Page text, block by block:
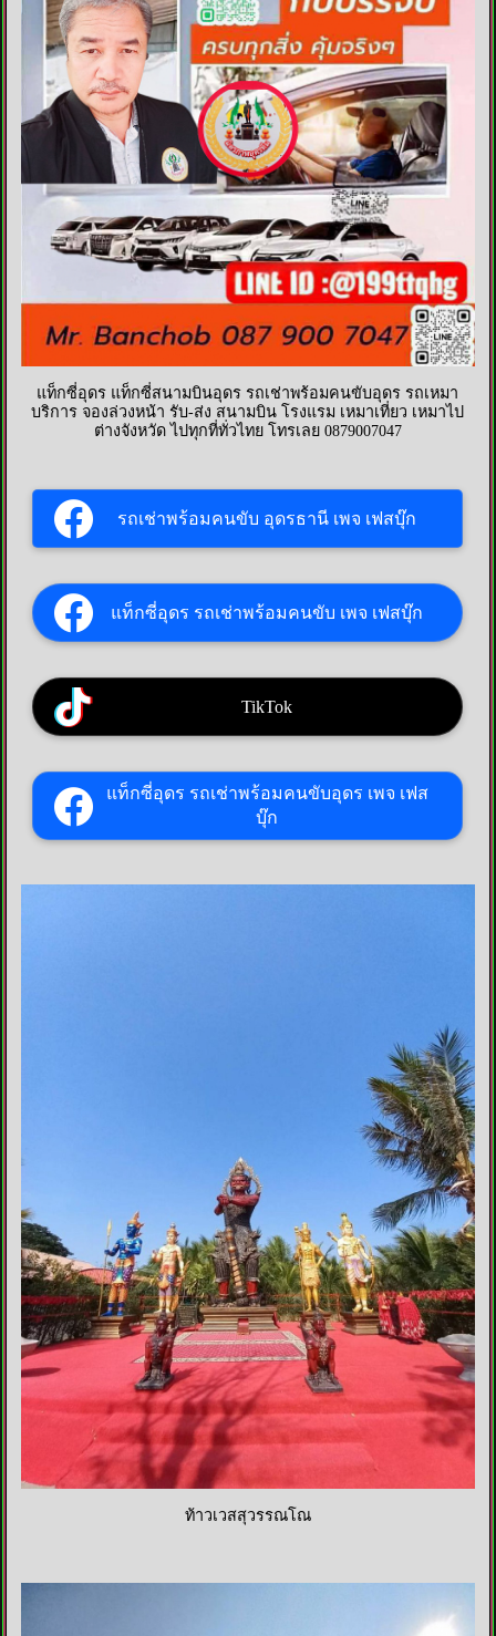
แท็กซี่อุดร แท็กซี่สนามบินอุดร รถเช่าพร้อมคนขับอุดร รถเหมา
บริการ จองล่วงหน้า รับ-ส่ง สนามบิน โรงแรม เหมาเที่ยว เหมาไป
ต่างจังหวัด ไปทุกที่ทั่วไทย โทรเลย 0879007047
รถเช่าพร้อมคนขับ อุดรธานี เพจ เฟสบุ๊ก
แท็กซี่อุดร รถเช่าพร้อมคนขับ เพจ เฟสบุ๊ก
TikTok
แท็กซี่อุดร รถเช่าพร้อมคนขับอุดร เพจ เฟส
บุ๊ก
ท้าวเวสสุวรรณโณ